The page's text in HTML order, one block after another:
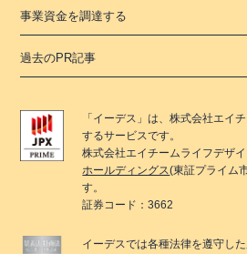
事業資金を調達する
過去のPR記事
「 イーデス 」は、株式会社エイ
するサービスです。
株式会社エイチームライフデザ
ホールディングス(東証プライム
す。
証券コード：3662
イーデスでは各種法律を遵守し